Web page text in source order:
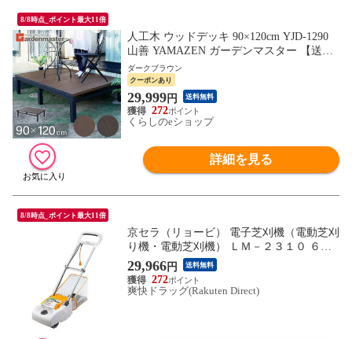
8/8時点_ポイント最大11倍
人工木 ウッドデッキ 90×120cm YJD-1290
山善 YAMAZEN ガーデンマスター 【送料
無料】
ダークブラウン
クーポンあり
29,999円 送料無料
272
くらしのeショップ
詳細を見る
8/8時点_ポイント最大11倍
京セラ（リョービ） 電子芝刈機（電動芝刈
り機・電動芝刈機） ＬＭ－２３１０ ６９
３７５０Ａ （１個）
29,966円 送料無料
272
爽快ドラッグ(Rakuten Direct)